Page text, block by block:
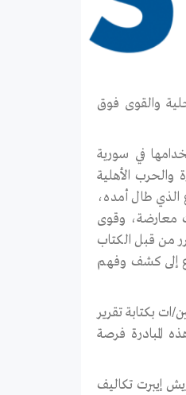
والقوى فوق
في سورية
والحرب الأهلية
الذي طال أمده،
معارضة، وقوى
من قبل الكتاب
إلى كشف وفهم
بكتابة تقرير
المبادرة فرصة
إيبرت تكاليف